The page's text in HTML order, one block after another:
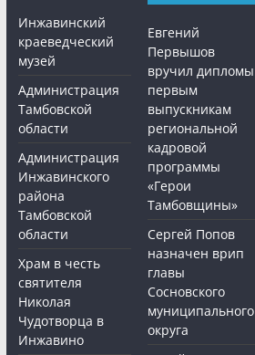
Инжавинский
краеведческий
музей
Администрация
Тамбовской
области
Администрация
Инжавинского
района
Тамбовской
области
Храм в честь
святителя
Николая
Чудотворца в
Инжавино
Евгений
Первышов
вручил дипломы
первым
выпускникам
региональной
кадровой
программы
«Герои
Тамбовщины»
Сергей Попов
назначен врип
главы
Сосновского
муниципального
округа